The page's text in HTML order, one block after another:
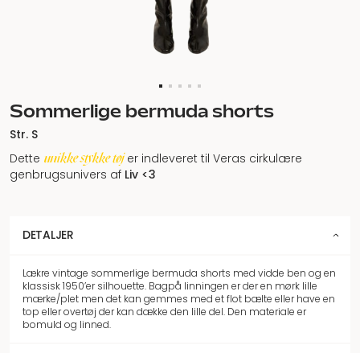
Sommerlige bermuda shorts
Str. S
Dette unikke stykke tøjer indleveret til Veras cirkulære
genbrugsunivers af Liv <3
DETALJER
Lækre vintage sommerlige bermuda shorts med vidde ben og en
klassisk 1950’er silhouette. Bagpå linningen er der en mørk lille
mærke/plet men det kan gemmes med et flot bælte eller have en
top eller overtøj der kan dække den lille del. Den materiale er
bomuld og linned.